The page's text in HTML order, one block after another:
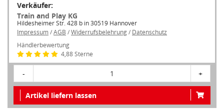
Verkäufer:
Train and Play KG
Hildesheimer Str. 428 b in 30519 Hannover
Impressum/AGB /Widerrufsbelehrung/ Datenschutz
Händlerbewertung
4,88 Sterne
- 1 +
Artikel liefern lassen